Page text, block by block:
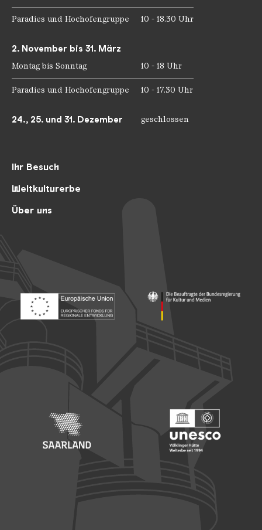
Ihr Besuch
Weltkulturerbe
Über uns
Paradies und Hochofengruppe 10 - 18.30 Uhr
2. November bis 31. März
Montag bis Sonntag 10 - 18 Uhr
Paradies und Hochofengruppe 10 - 17.30 Uhr
24., 25. und 31. Dezember geschlossen